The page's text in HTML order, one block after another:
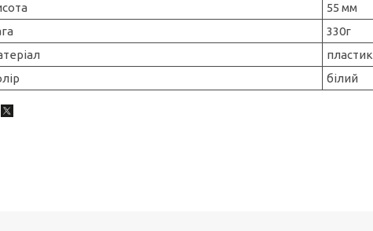
55 мм
330г
пластик
білий